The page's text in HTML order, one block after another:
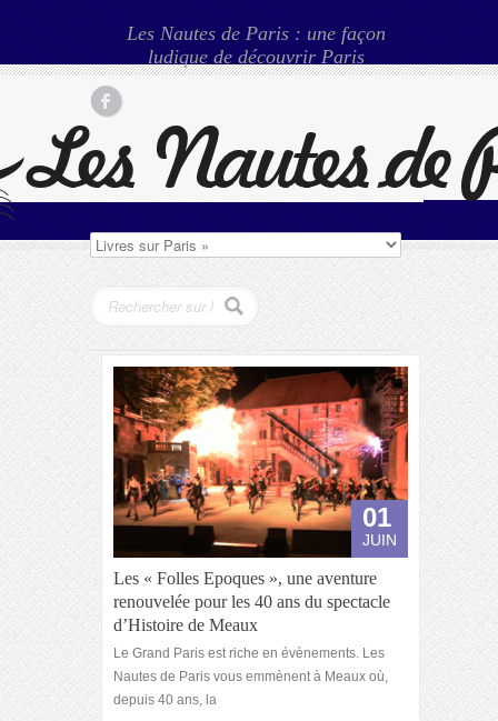
Les Nautes de Paris : une façon
ludique de découvrir Paris
01
JUIN
Les « Folles Epoques », une aventure
renouvelée pour les 40 ans du spectacle
d’Histoire de Meaux
Le Grand Paris est riche en évènements. Les
Nautes de Paris vous emmènent à Meaux où,
depuis 40 ans, la